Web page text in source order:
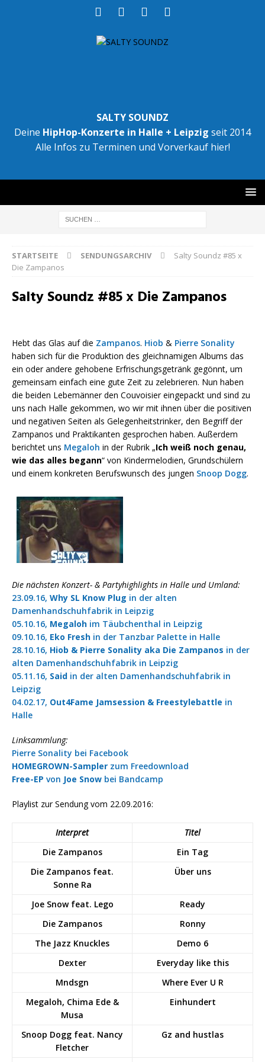
SALTY SOUNDZ
Deine HipHop-Konzerte in Halle + Leipzig seit 2014
Alle Infos zu Terminen und Vorverkauf hier!
STARTSEITE SENDUNGSARCHIV
Salty Soundz #85 x
Die Zampanos
Salty Soundz #85 x Die Zampanos
Hebt das Glas auf die Zampanos. Hiob & Pierre Sonality
haben sich für die Produktion des gleichnamigen Albums das
ein oder andere gehobene Erfrischungsgetränk gegönnt, um
gemeinsam einfach eine gute Zeit zu zelebrieren. Nun haben
die beiden Lebemänner den Couvoisier eingepackt und sind zu
uns nach Halle gekommen, wo wir mit ihnen über die positiven
und negativen Seiten als Gelegenheitstrinker, den Begriff der
Zampanos und Praktikanten gesprochen haben. Außerdem
berichtet uns Megaloh in der Rubrik „Ich weiß noch genau,
wie das alles begann“ von Kindermelodien, Grundschülern
und einem konkreten Berufswunsch des jungen Snoop Dogg.
Die nächsten Konzert- & Partyhighlights in Halle und Umland:
23.09.16, Why SL Know Plug in der alten
Damenhandschuhfabrik in Leipzig
05.10.16, Megaloh im Täubchenthal in Leipzig
09.10.16, Eko Fresh in der Tanzbar Palette in Halle
28.10.16, Hiob & Pierre Sonality aka Die Zampanos in der
alten Damenhandschuhfabrik in Leipzig
05.11.16, Said in der alten Damenhandschuhfabrik in
Leipzig
04.02.17, Out4Fame Jamsession & Freestylebattle in
Halle
Linksammlung:
Pierre Sonality bei Facebook
HOMEGROWN-Sampler zum Freedownload
Free-EP von Joe Snow bei Bandcamp
Playlist zur Sendung vom 22.09.2016:
Interpret
Titel
Die Zampanos
Ein Tag
Die Zampanos feat.
Sonne Ra
Über uns
Joe Snow feat. Lego
Ready
Die Zampanos
Ronny
The Jazz Knuckles
Demo 6
Dexter
Everyday like this
Mndsgn
Where Ever U R
Megaloh, Chima Ede &
Musa
Einhundert
Snoop Dogg feat. Nancy
Fletcher
Gz and hustlas